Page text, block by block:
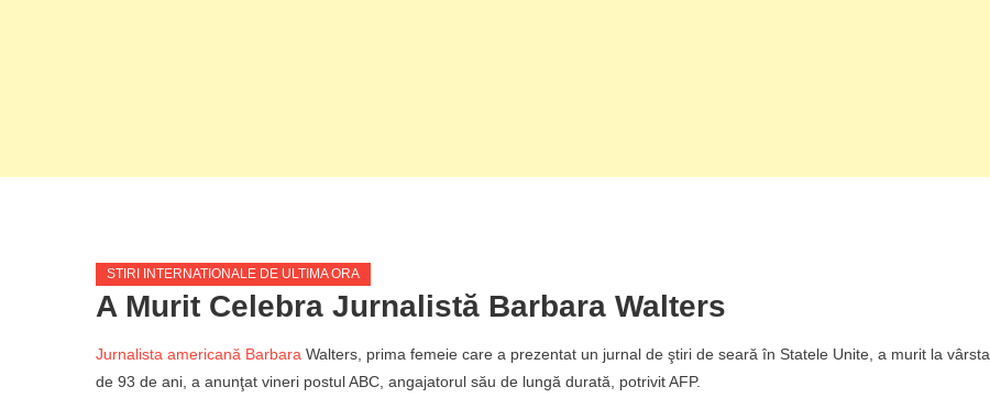
STIRI INTERNATIONALE DE ULTIMA ORA
A Murit Celebra Jurnalistă Barbara Walters
Jurnalista americană Barbara Walters, prima femeie care a prezentat un jurnal de ştiri de seară în Statele Unite, a murit la vârsta
de 93 de ani, a anunţat vineri postul ABC, angajatorul său de lungă durată, potrivit AFP.